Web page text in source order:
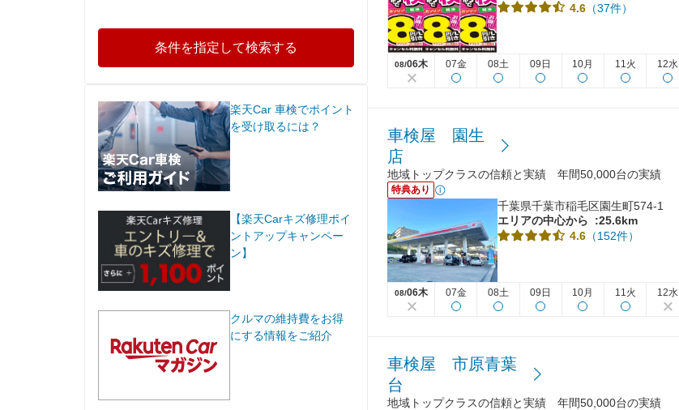
条件を指定して検索する
楽天Car 車検でポイント
を受け取るには？
【楽天Carキズ修理ポイ
ントアップキャンペー
ン】
クルマの維持費をお得
にする情報をご紹介
4.6 （37件）
08/06木 07金 08土 09日 10月 11火 12水
車検屋 園生
店
地域トップクラスの信頼と実績 年間50,000台の実績
特典あり
千葉県千葉市稲毛区園生町574-1
エリアの中心から
:25.6km
4.6 （152件）
08/06木 07金 08土 09日 10月 11火 12水
車検屋 市原青葉
台
地域トップクラスの信頼と実績 年間50,000台の実績